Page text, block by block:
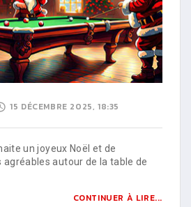
15 DÉCEMBRE 2025, 18:35
un joyeux Noël et de
autour de la table de
CONTINUER À LIRE...